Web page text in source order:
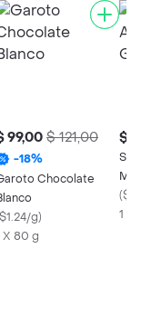
99,00 $ 121,00
-18%
Chocolate
$1.24/g)
X 80 g
$
(
1 X